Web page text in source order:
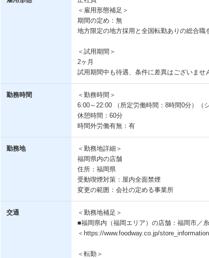
＜雇用形態補足＞
期間の定め：無
地方限定の地方採用と全国転勤ありの総合職
＜試用期間＞
2ヶ月
試用期間中も待遇、条件に差異はございませ
勤務時間
＜勤務時間＞
6:00～22:00 （所定労働時間：8時間0分）（
休憩時間：60分
時間外労働有無：有
勤務地
＜勤務地詳細＞
福岡県内の店舗
住所：福岡県
受動喫煙対策：屋内全面禁煙
変更の範囲：会社の定める事業所
交通
＜勤務地補足＞
■福岡県内（福岡エリア）の店舗：福岡市／
＜https://www.foodway.co.jp/
＜転勤＞